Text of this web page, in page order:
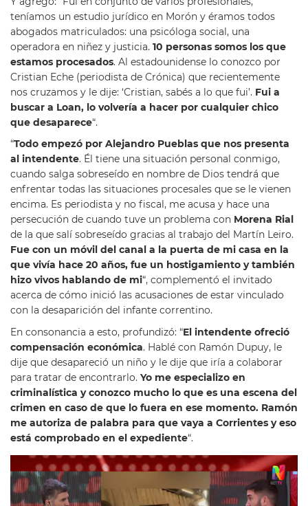
teníamos un estudio jurídico en Morón y éramos todos
abogados matriculados: una psicóloga social, una
operadora en niñez y justicia. 10 personas somos los que
estamos procesados. Al estadounidense lo conozco por
Cristian Eche (periodista de Crónica) que recientemente
nos cruzamos y le dije: ‘Cristian, sabés a lo que fui’. Fui a
buscar a Loan, lo volvería a hacer por cualquier chico
que desaparece“.
“Todo empezó por Alejandro Pueblas que nos presenta
al intendente. Él tiene una situación personal conmigo,
cuando salga sobreseído en nombre de Dios tendrá que
enfrentar todas las situaciones procesales que se le vienen
encima. Es periodista y no fiscal, me acusa y hace una
persecución de cuando tuve un problema con Morena Rial
de la que salí sobreseído gracias al trabajo del Martín Leiro.
Fue con un móvil del canal a la puerta de mi casa en la
que vivía hace 20 años, fue un hostigamiento y también
hizo vivos hablando de mi“, complementó el invitado
acerca de cómo inició las acusaciones de estar vinculado
con la desaparición del infante correntino.
En consonancia a esto, profundizó: “El intendente ofreció
compensación económica. Hablé con Ramón Dupuy, le
dije que desapareció un niño y le dije que iría a colaborar
para tratar de encontrarlo. Yo me especializo en
criminalística y conozco mucho lo que es una escena del
crimen en caso de que lo fuera en ese momento. Ramón
me autoriza de palabra para que vaya a Corrientes y eso
está comprobado en el expediente“.